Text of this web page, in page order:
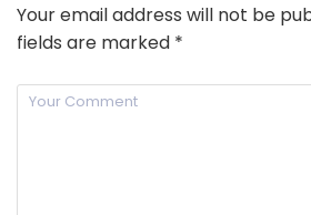
Your email address will not be
fields are marked *